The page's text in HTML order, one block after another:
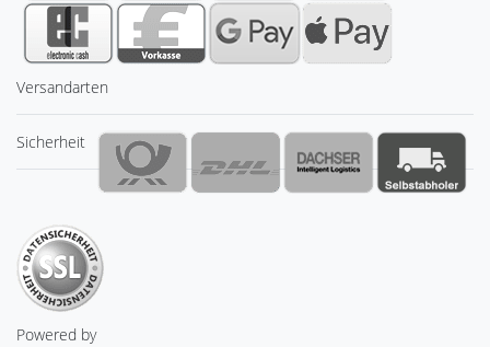
Versandarten
Sicherheit
Powered by